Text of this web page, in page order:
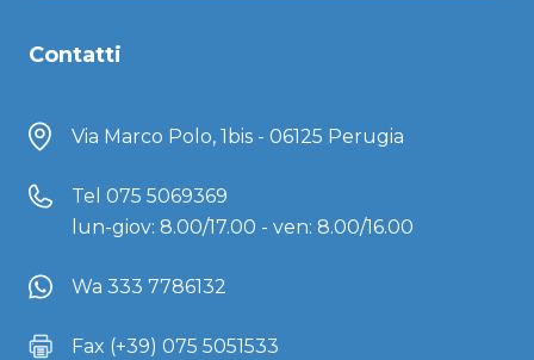
Contatti
Via Marco Polo, 1bis - 06125 Perugia
Tel 075 5069369
lun-giov: 8.00/17.00 - ven: 8.00/16.00
Wa 333 7786132
Fax (+39) 075 5051533